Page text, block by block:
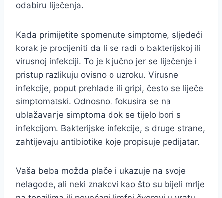
odabiru liječenja.
Kada primijetite spomenute simptome, sljedeći
korak je procijeniti da li se radi o bakterijskoj ili
virusnoj infekciji. To je ključno jer se liječenje i
pristup razlikuju ovisno o uzroku. Virusne
infekcije, poput prehlade ili gripi, često se liječe
simptomatski. Odnosno, fokusira se na
ublažavanje simptoma dok se tijelo bori s
infekcijom. Bakterijske infekcije, s druge strane,
zahtijevaju antibiotike koje propisuje pedijatar.
Vaša beba možda plače i ukazuje na svoje
nelagode, ali neki znakovi kao što su bijeli mrlje